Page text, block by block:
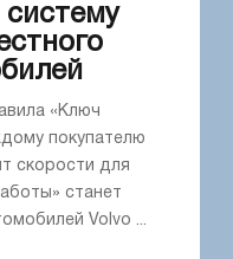
систему
«Ключ
покупателю
скорости для
станет
Volvo ...